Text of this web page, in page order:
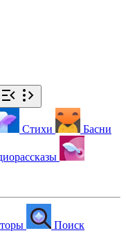
Стихи Басни
Поиск